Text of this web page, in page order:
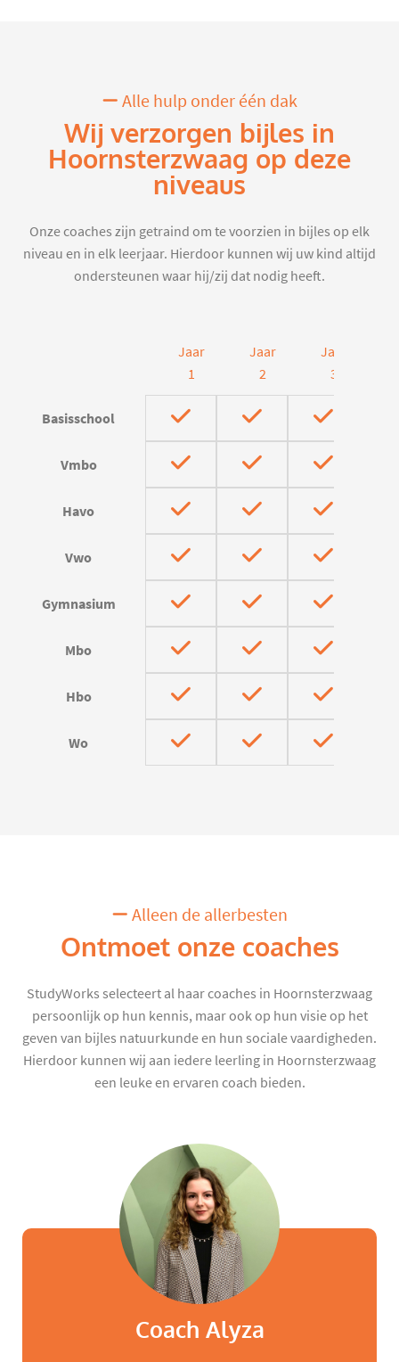
Alle hulp onder één dak
Wij verzorgen bijles in
Hoornsterzwaag op deze
niveaus
Onze coaches zijn getraind om te voorzien in bijles op elk
niveau en in elk leerjaar. Hierdoor kunnen wij uw kind altijd
ondersteunen waar hij/zij dat nodig heeft.
Jaar
1
Jaar
2
Jaar
3
Basisschool
Vmbo
Havo
Vwo
Gymnasium
Mbo
Hbo
Wo
Alleen de allerbesten
Ontmoet onze coaches
StudyWorks selecteert al haar coaches in Hoornsterzwaag
persoonlijk op hun kennis, maar ook op hun visie op het
geven van bijles natuurkunde en hun sociale vaardigheden.
Hierdoor kunnen wij aan iedere leerling in Hoornsterzwaag
een leuke en ervaren coach bieden.
Coach Alyza